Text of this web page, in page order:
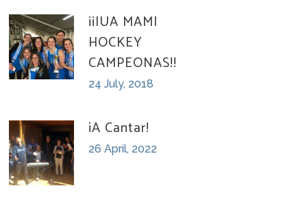
¡¡IUA MAMI
HOCKEY
CAMPEONAS!!
24 July, 2018
¡A Cantar!
26 April, 2022